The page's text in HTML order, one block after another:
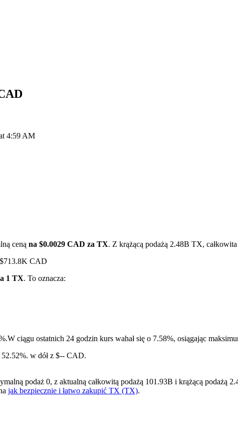
i towary
4:59 AM
ceną na $0.0029 CAD za TX. Z krążącą podażą 2.48B TX,
CAD
1 TX. To oznacza:
W ciągu ostatnich 24 godzin kurs wahał się o 7.58%, osiągając
52.52%. w dół z $-- CAD.
podaż 0, z aktualną całkowitą podażą 101.93B i krążącą
jak bezpiecznie i łatwo zakupić TX (TX).